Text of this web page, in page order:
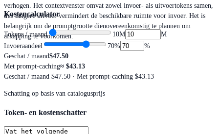
verhogen. Het contextvenster omvat zowel invoer- als uitvoertokens samen,
dus langere uitvoer vermindert de beschikbare ruimte voor invoer. Het is
belangrijk om de promptgrootte dienovereenkomstig te plannen om
afkapping te voorkomen.
Kostencalculator
Tokens / maand 10M
M
Invoeraandeel
70%
%
Geschat / maand$47.50
Met prompt-caching≈ $43.13
Geschat / maand $47.50 · Met prompt-caching $43.13
Schatting op basis van catalogusprijs
Token- en kostenschatter